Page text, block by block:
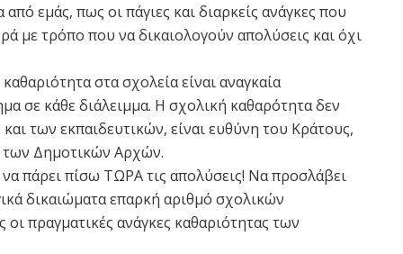
εμάς, πως οι πάγιες και διαρκείς ανάγκες που
με τρόπο που να δικαιολογούν απολύσεις και όχι
στα σχολεία είναι αναγκαία
σε κάθε διάλειμμα. Η σχολική καθαρότητα δεν
των εκπαιδευτικών, είναι ευθύνη του Κράτους,
των Δημοτικών Αρχών.
πάρει πίσω ΤΩΡΑ τις απολύσεις! Να προσλάβει
δικαιώματα επαρκή αριθμό σχολικών
πραγματικές ανάγκες καθαριότητας των